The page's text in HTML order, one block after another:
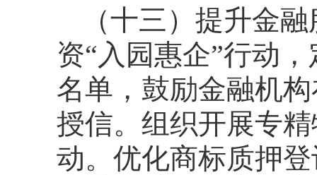
（十三）提升金
资“入园惠企”行动
名单，鼓励金融机
授信。组织开展专
动。优化商标质押